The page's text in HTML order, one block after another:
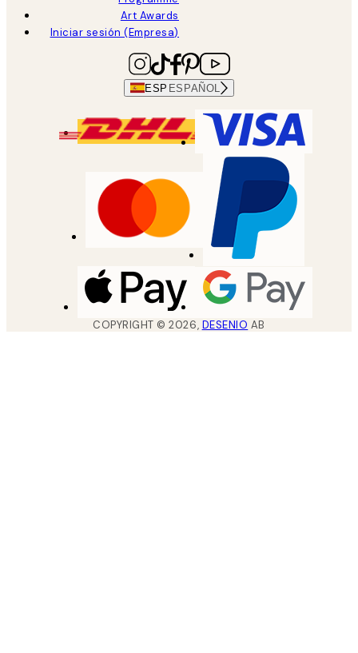
Art Awards
Iniciar sesión (Empresa)
ESP ESPAÑOL
COPYRIGHT ©2026, DESENIO AB